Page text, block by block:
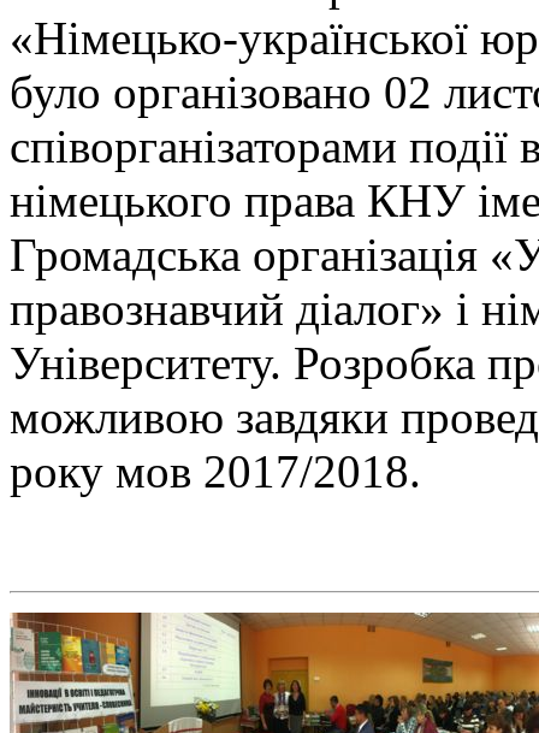
«Німецько-української
було організовано 02
співорганізаторами
німецького права КНУ
Громадська організація
правознавчий діалог» і
Університету. Розробка
можливою завдяки
року мов 2017/2018.